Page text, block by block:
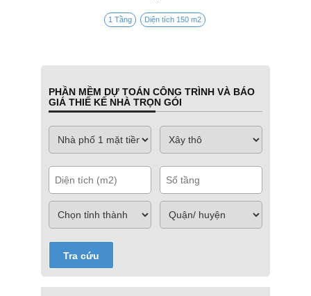
1 Tầng Diện tích 150 m2
PHẦN MỀM DỰ TOÁN CÔNG TRÌNH VÀ BÁO
GIÁ THIẾ KẾ NHÀ TRỌN GÓI
Tra cứu